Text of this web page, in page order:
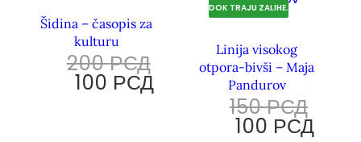
Šidina – časopis za
kulturu
200РСД
100 РСД
DOK TRAJU ZALIHE.
Linija visokog
otpora-bivši – Maja
Pandurov
150РСД
100 РСД